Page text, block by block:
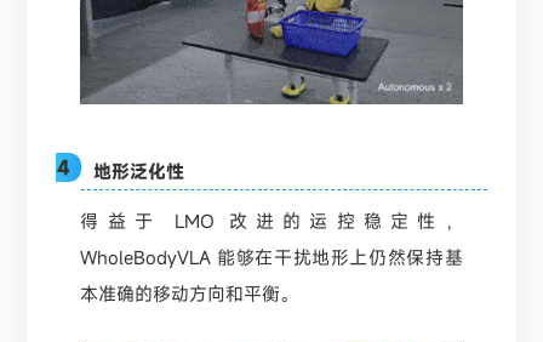
04 地形泛化性
得益于 LMO 改进的运控稳定性，
WholeBodyVLA 能够在干扰地形上仍然保持基
本准确的移动方向和平衡。